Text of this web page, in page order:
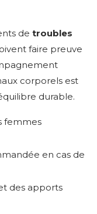
de troubles
faire preuve
corporels est
durable.
femmes
en cas de
des apports